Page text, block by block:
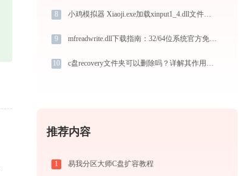
8 小鸡模拟器 Xiaoji.exe加载xinput1_4.dll文件丢失处理办法
9 mfreadwrite.dll下载指南：32/64位系统官方免费版获取与安装教程
10 c盘recovery文件夹可以删除吗？详解其作用及影响
推荐内容
1 易我分区大师C盘扩容教程